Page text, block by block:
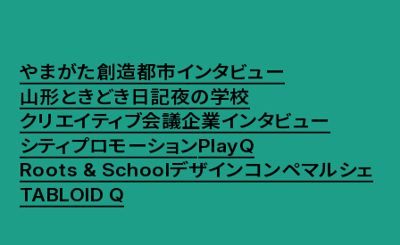
やまがた創造都市インタビュー
山形ときどき日記夜の学校
クリエイティブ会議企業インタビュー
シティプロモーションPlayQ
Roots & Schoolデザインコンペマルシェ
TABLOID Q